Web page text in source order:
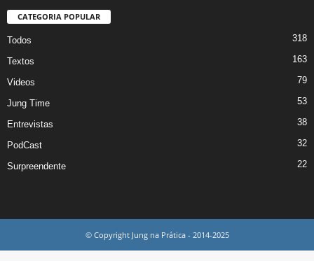
CATEGORIA POPULAR
Todos 318
Textos 163
Videos 79
Jung Time 53
Entrevistas 38
PodCast 32
Surpreendente 22
© Copyright Jung na Prática - 2014-2025